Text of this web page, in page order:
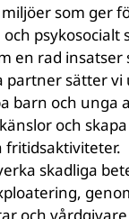
miljöer som
en rad
partner sätter
barn och unga
och
fritidsaktiviteter.
skadliga
och